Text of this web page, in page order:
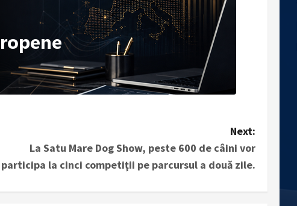
Next:
La Satu Mare Dog Show, peste 600 de câini vor
participa la cinci competiţii pe parcursul a două zile.